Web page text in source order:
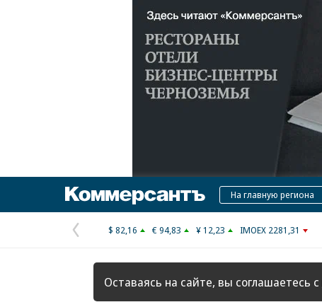
КоммерсантъНа главную региона
Предыдущая
страница
$ 82,16 € 94,83 ¥ 12,23 IMOEX 2281,31
Оставаясь на сайте, вы соглашаетесь с